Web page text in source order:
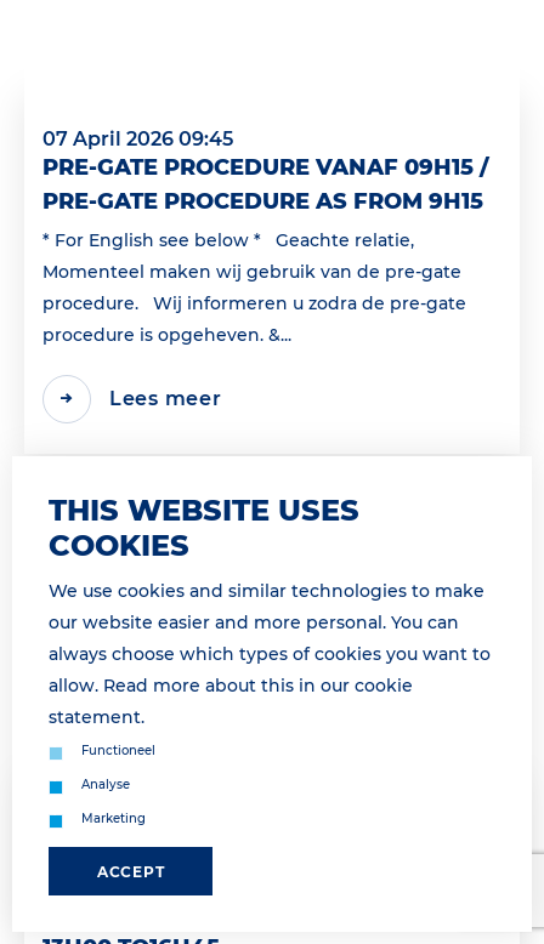
07 April 2026 09:45
PRE-GATE PROCEDURE VANAF 09H15 /
PRE-GATE PROCEDURE AS FROM 9H15
* For English see below * Geachte relatie,
Momenteel maken wij gebruik van de pre-gate
procedure. Wij informeren u zodra de pre-gate
procedure is opgeheven. &...
Lees meer
30 March 2026 11:50
GATE GESLOTEN OP DINSDAG 31
MAART VAN 13H00 TOT 16H45 /GATE
THIS WEBSITE USES
COOKIES
We use cookies and similar technologies to make
our website easier and more personal. You can
always choose which types of cookies you want to
allow. Read more about this in our cookie
statement.
Functioneel
Analyse
Marketing
ACCEPT